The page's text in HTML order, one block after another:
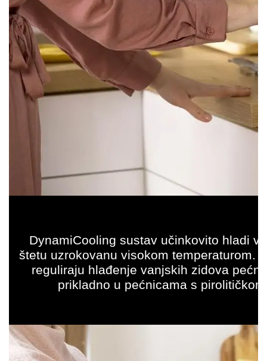
DynamiCooling sustav učinkovito hladi
štetu uzrokovanu visokom temperaturom.
reguliraju hlađenje vanjskih zidova
prikladno u pećnicama s